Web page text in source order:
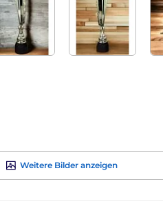
Weitere Bilder anzeigen